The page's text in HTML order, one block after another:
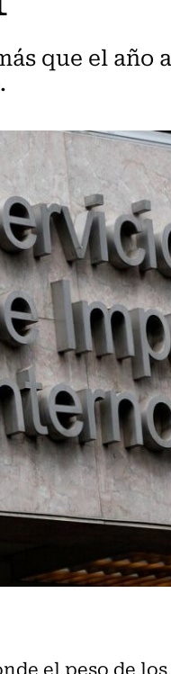
que el año
el peso de